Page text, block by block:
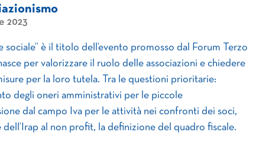
2023
sociale” è il titolo dell’evento promosso dal Forum Terzo
per valorizzare il ruolo delle associazioni e chiedere
per la loro tutela. Tra le questioni prioritarie:
degli oneri amministrativi per le piccole
dal campo Iva per le attività nei confronti dei soci,
dell’Irap al non profit, la definizione del quadro fiscale.